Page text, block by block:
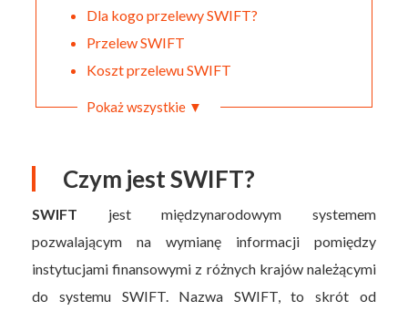
Dla kogo przelewy SWIFT?
Przelew SWIFT
Koszt przelewu SWIFT
Pokaż wszystkie ▼
Czym jest SWIFT?
SWIFT jest międzynarodowym systemem
pozwalającym na wymianę informacji pomiędzy
instytucjami finansowymi z różnych krajów należącymi
do systemu SWIFT. Nazwa SWIFT, to skrót od